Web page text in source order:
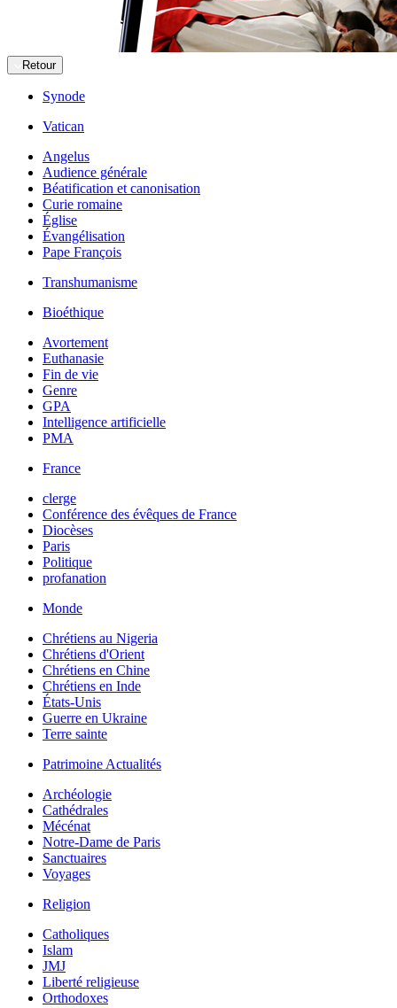
Retour
Synode
Vatican
Angelus
Audience générale
Béatification et canonisation
Curie romaine
Église
Évangélisation
Pape François
Transhumanisme
Bioéthique
Avortement
Euthanasie
Fin de vie
Genre
GPA
Intelligence artificielle
PMA
France
clerge
Conférence des évêques de France
Diocèses
Paris
Politique
profanation
Monde
Chrétiens au Nigeria
Chrétiens d'Orient
Chrétiens en Chine
Chrétiens en Inde
États-Unis
Guerre en Ukraine
Terre sainte
Patrimoine Actualités
Archéologie
Cathédrales
Mécénat
Notre-Dame de Paris
Sanctuaires
Voyages
Religion
Catholiques
Islam
JMJ
Liberté religieuse
Orthodoxes